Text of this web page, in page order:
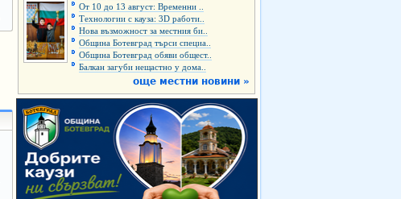
От 10 до 13 август: Временни ..
Технологии с кауза: 3D работи..
Нова възможност за местния би..
Община Ботевград търси специа..
Община Ботевград обяви общест..
Балкан загуби нещастно у дома..
още местни новини »